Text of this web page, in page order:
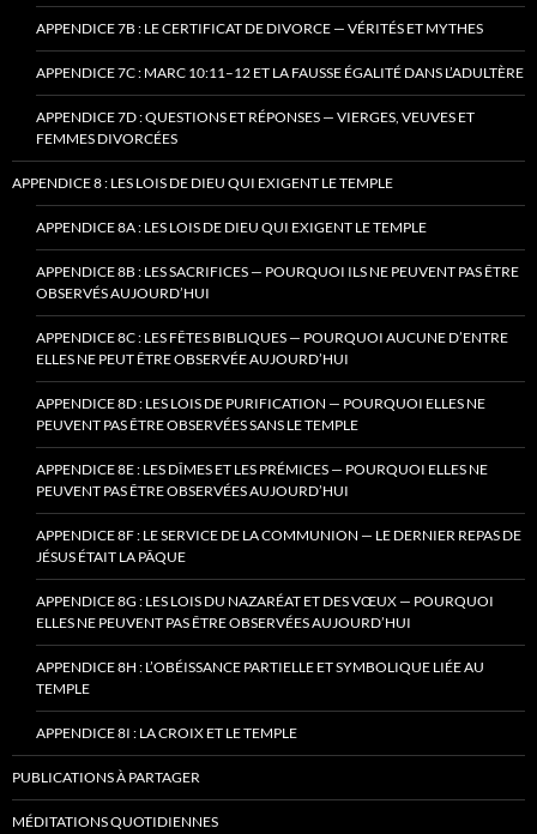
APPENDICE 7B : LE CERTIFICAT DE DIVORCE — VÉRITÉS ET MYTHES
APPENDICE 7C : MARC 10:11–12 ET LA FAUSSE ÉGALITÉ DANS L’ADULTÈRE
APPENDICE 7D : QUESTIONS ET RÉPONSES — VIERGES, VEUVES ET
FEMMES DIVORCÉES
APPENDICE 8 : LES LOIS DE DIEU QUI EXIGENT LE TEMPLE
APPENDICE 8A : LES LOIS DE DIEU QUI EXIGENT LE TEMPLE
APPENDICE 8B : LES SACRIFICES — POURQUOI ILS NE PEUVENT PAS ÊTRE
OBSERVÉS AUJOURD’HUI
APPENDICE 8C : LES FÊTES BIBLIQUES — POURQUOI AUCUNE D’ENTRE
ELLES NE PEUT ÊTRE OBSERVÉE AUJOURD’HUI
APPENDICE 8D : LES LOIS DE PURIFICATION — POURQUOI ELLES NE
PEUVENT PAS ÊTRE OBSERVÉES SANS LE TEMPLE
APPENDICE 8E : LES DÎMES ET LES PRÉMICES — POURQUOI ELLES NE
PEUVENT PAS ÊTRE OBSERVÉES AUJOURD’HUI
APPENDICE 8F : LE SERVICE DE LA COMMUNION — LE DERNIER REPAS DE
JÉSUS ÉTAIT LA PÂQUE
APPENDICE 8G : LES LOIS DU NAZARÉAT ET DES VŒUX — POURQUOI
ELLES NE PEUVENT PAS ÊTRE OBSERVÉES AUJOURD’HUI
APPENDICE 8H : L’OBÉISSANCE PARTIELLE ET SYMBOLIQUE LIÉE AU
TEMPLE
APPENDICE 8I : LA CROIX ET LE TEMPLE
PUBLICATIONS À PARTAGER
MÉDITATIONS QUOTIDIENNES